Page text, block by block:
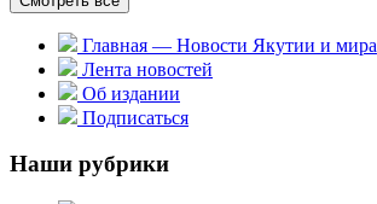
Главная — Новости Якутии и мира
Лента новостей
Об издании
Подписаться
Наши рубрики